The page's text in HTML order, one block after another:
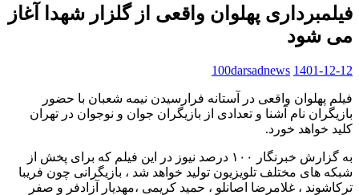
فیلمبرداری پهلوان واقعی از گلزار شهدا آغاز
می شود
100darsadnews 1401-12-12
فیلم پهلوان واقعی در آستانه فرارسیدن نیمه شعبان با حضور
بازیگران نام آشنا و تعدادی از بازیگران جوان و نوجوان در تهران
کلید خواهد خورد.
به گزارش خبرنگار ۱۰۰ درصد نیوز در این فیلم که برای پخش از
شبکه های مختلف تلویزیون تولید خواهد شد ، بازیگرانی چون فریبا
ترکاشوند ، غلامرضا اصانلو ، حمید کریمی ،مهدیار آزادفر و صفر